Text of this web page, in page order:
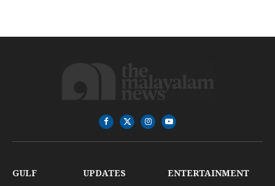
Facebook
X
(Twitter)
InstagramYouTube
GULF UPDATES ENTERTAINMENT